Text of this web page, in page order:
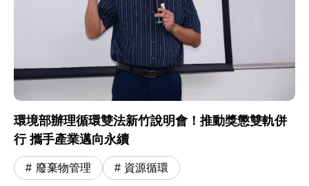
環境部辦理循環雙法新竹說明會！推動獎懲雙軌併
行 攜手產業邁向永續
廢棄物管理 資源循環